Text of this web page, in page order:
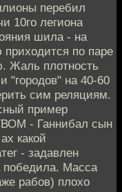
перебил
10го легиона
шила - на
приходится по паре
Жаль плотность
"городов" на 40-60
сим реляциям.
пример
- Ганнибал сын
какой
- задавлен
победила. Масса
рабов) плохо